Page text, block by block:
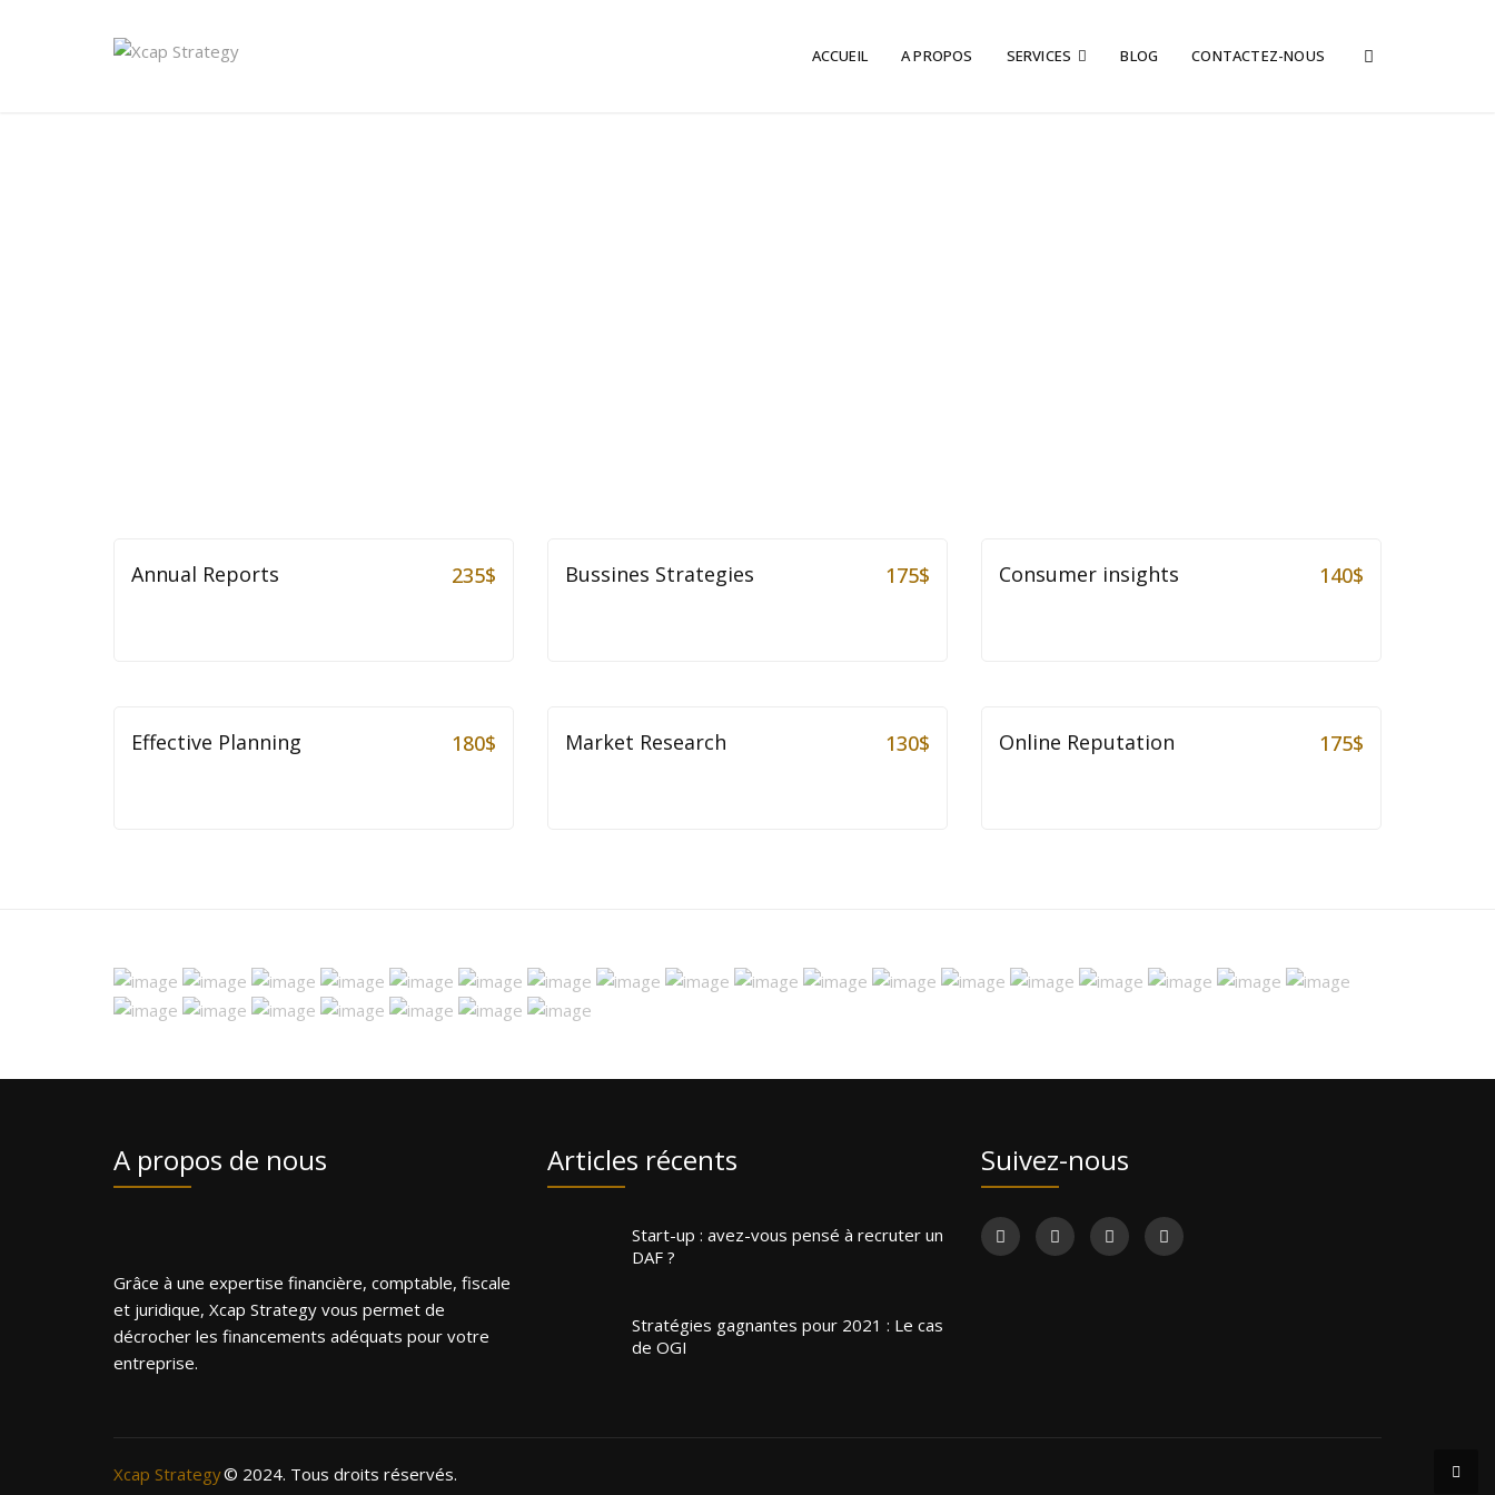
ACCUEIL A PROPOS SERVICES BLOG CONTACTEZ-NOUS
Annual Reports 235$ Bussines Strategies 175$ Consumer insights 140$
Effective Planning 180$ Market Research 130$ Online Reputation 175$
A propos de nous
Grâce à une expertise financière, comptable, fiscale
et juridique, Xcap Strategy vous permet de
décrocher les financements adéquats pour votre
entreprise.
Articles récents
Start-up : avez-vous pensé à recruter un
DAF ?
Stratégies gagnantes pour 2021 : Le cas
de OGI
Suivez-nous
Xcap Strategy© 2024. Tous droits réservés.